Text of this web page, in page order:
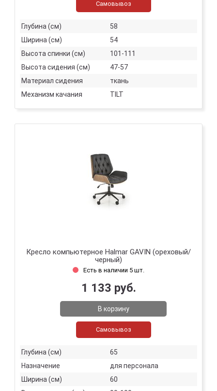
Самовывоз
Глубина (см)
58
Ширина (см)
54
Высота спинки (см)
101-111
Высота сидения (см)
47-57
Материал сидения
ткань
Механизм качания
TILT
Кресло компьютерное Halmar GAVIN (ореховый/
черный)
Есть в наличии 5 шт.
1 133 руб.
В корзину
Самовывоз
Глубина (см)
65
Назначение
для персонала
Ширина (см)
60